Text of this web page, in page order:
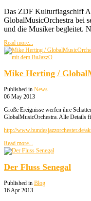
Das ZDF Kulturflagschiff
GlobalMusicOrchestra bei
und die Musiker begleitet.
Read more...
Mike Herting /
Published in News
06 May 2013
Große Ereignisse werfen ihre
GlobalMusicOrchestra. Alle Details
http://www.bundesjazzorchester.de/
Read more...
Der Fluss Senegal
Published in Blog
16 Apr 2013